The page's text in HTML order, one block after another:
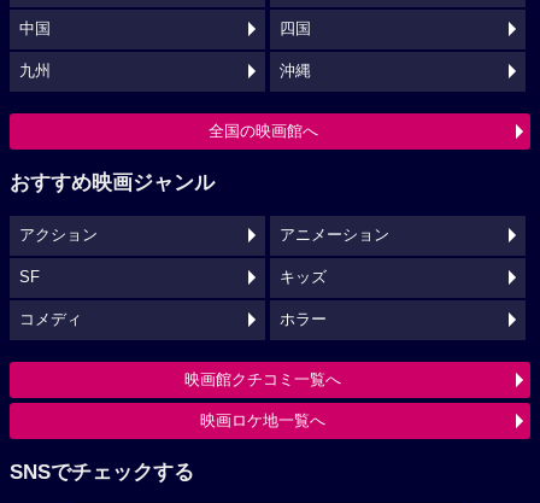
中国 四国
九州 沖縄
全国の映画館へ
おすすめ映画ジャンル
アクション アニメーション
SF キッズ
コメディ ホラー
映画館クチコミ一覧へ
映画ロケ地一覧へ
SNSでチェックする